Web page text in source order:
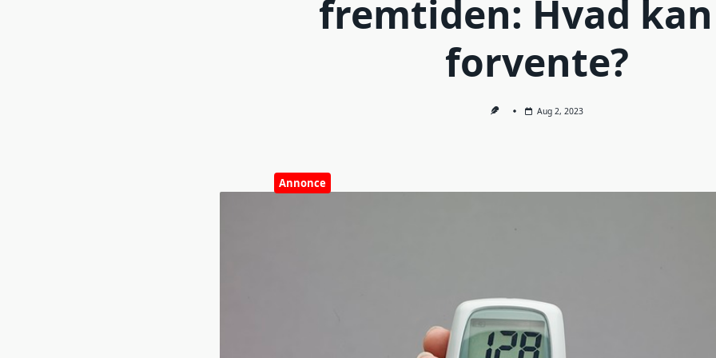
fremtiden: Hvad
forvente?
Aug 2, 2023
Annonce